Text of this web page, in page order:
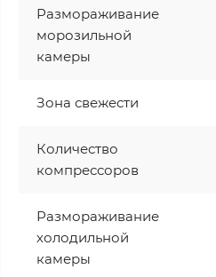
Размораживание
морозильной
камеры
Зона свежести
Количество
компрессоров
Размораживание
холодильной
камеры